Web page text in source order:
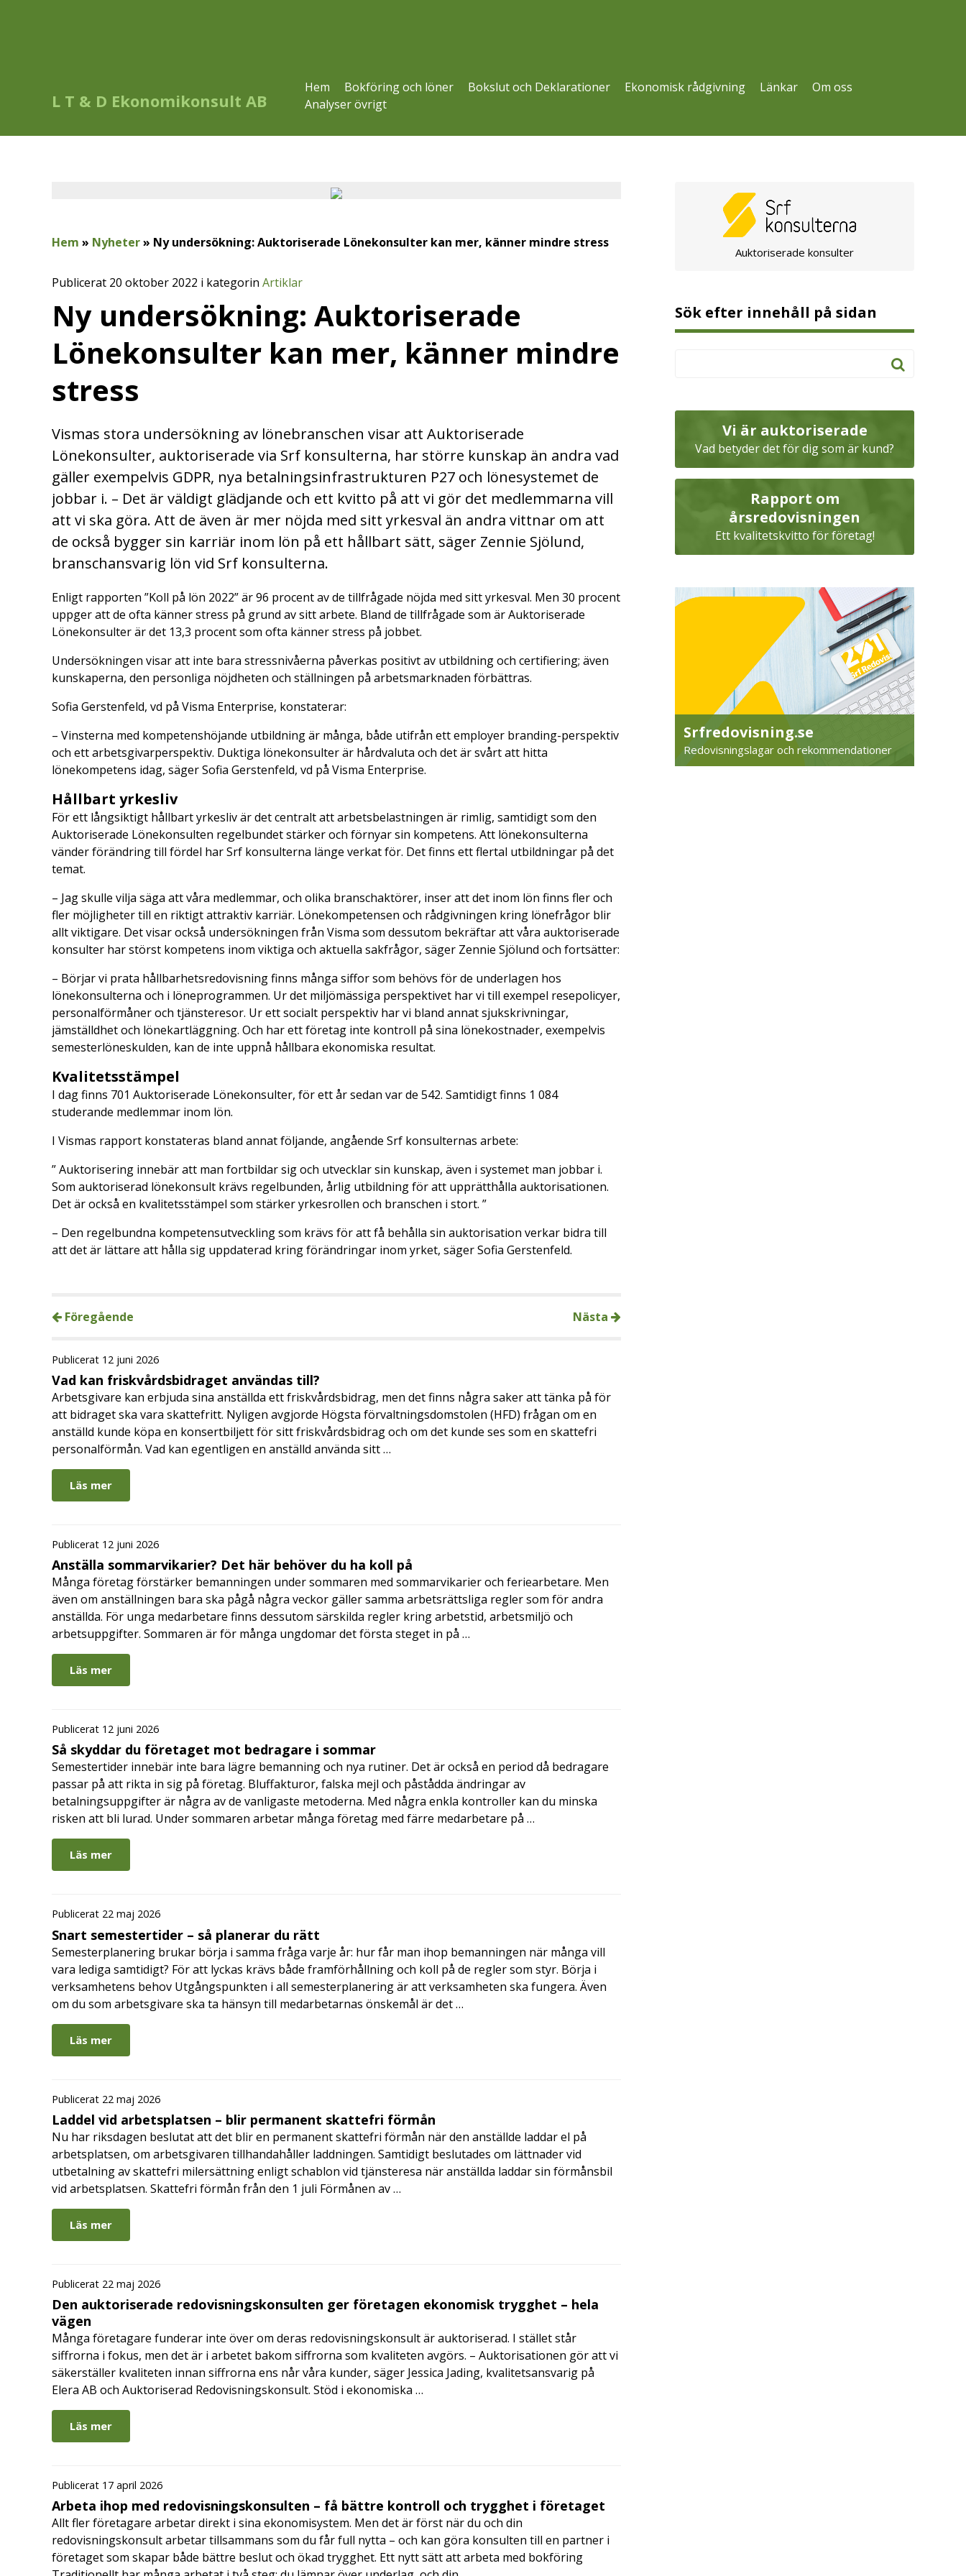
L T & D Ekonomikonsult AB
Hem Bokföring och löner Bokslut och Deklarationer Ekonomisk rådgivning Länkar
Om oss
Analyser övrigt
Hem » Nyheter» Ny undersökning: Auktoriserade Lönekonsulter kan mer, känner mindre stress
Publicerat 20 oktober 2022 i kategorin Artiklar
Ny undersökning: Auktoriserade
Lönekonsulter kan mer, känner mindre
stress
Vismas stora undersökning av lönebranschen visar att Auktoriserade
Lönekonsulter, auktoriserade via Srf konsulterna, har större kunskap än andra vad
gäller exempelvis GDPR, nya betalningsinfrastrukturen P27 och lönesystemet de
jobbar i. – Det är väldigt glädjande och ett kvitto på att vi gör det medlemmarna vill
att vi ska göra. Att de även är mer nöjda med sitt yrkesval än andra vittnar om att
de också bygger sin karriär inom lön på ett hållbart sätt, säger Zennie Sjölund,
branschansvarig lön vid Srf konsulterna.
Enligt rapporten ”Koll på lön 2022” är 96 procent av de tillfrågade nöjda med sitt yrkesval. Men 30 procent
uppger att de ofta känner stress på grund av sitt arbete. Bland de tillfrågade som är Auktoriserade
Lönekonsulter är det 13,3 procent som ofta känner stress på jobbet.
Undersökningen visar att inte bara stressnivåerna påverkas positivt av utbildning och certifiering; även
kunskaperna, den personliga nöjdheten och ställningen på arbetsmarknaden förbättras.
Sofia Gerstenfeld, vd på Visma Enterprise, konstaterar:
­­– Vinsterna med kompetenshöjande utbildning är många, både utifrån ett employer branding-perspektiv
och ett arbetsgivarperspektiv. Duktiga lönekonsulter är hårdvaluta och det är svårt att hitta
lönekompetens idag, säger Sofia Gerstenfeld, vd på Visma Enterprise.
Hållbart yrkesliv
För ett långsiktigt hållbart yrkesliv är det centralt att arbetsbelastningen är rimlig, samtidigt som den
Auktoriserade Lönekonsulten regelbundet stärker och förnyar sin kompetens. Att lönekonsulterna
vänder förändring till fördel har Srf konsulterna länge verkat för. Det finns ett flertal utbildningar på det
temat.
– Jag skulle vilja säga att våra medlemmar, och olika branschaktörer, inser att det inom lön finns fler och
fler möjligheter till en riktigt attraktiv karriär. Lönekompetensen och rådgivningen kring lönefrågor blir
allt viktigare. Det visar också undersökningen från Visma som dessutom bekräftar att våra auktoriserade
konsulter har störst kompetens inom viktiga och aktuella sakfrågor, säger Zennie Sjölund och fortsätter:
– Börjar vi prata hållbarhetsredovisning finns många siffor som behövs för de underlagen hos
lönekonsulterna och i löneprogrammen. Ur det miljömässiga perspektivet har vi till exempel resepolicyer,
personalförmåner och tjänsteresor. Ur ett socialt perspektiv har vi bland annat sjukskrivningar,
jämställdhet och lönekartläggning. Och har ett företag inte kontroll på sina lönekostnader, exempelvis
semesterlöneskulden, kan de inte uppnå hållbara ekonomiska resultat.
Kvalitetsstämpel
I dag finns 701 Auktoriserade Lönekonsulter, för ett år sedan var de 542. Samtidigt finns 1 084
studerande medlemmar inom lön.
I Vismas rapport konstateras bland annat följande, angående Srf konsulternas arbete:
” Auktorisering innebär att man fortbildar sig och utvecklar sin kunskap, även i systemet man jobbar i.
Som auktoriserad lönekonsult krävs regelbunden, årlig utbildning för att upprätthålla auktorisationen.
Det är också en kvalitetsstämpel som stärker yrkesrollen och branschen i stort. ”
– Den regelbundna kompetensutveckling som krävs för att få behålla sin auktorisation verkar bidra till
att det är lättare att hålla sig uppdaterad kring förändringar inom yrket, säger Sofia Gerstenfeld.
Föregående Nästa
Publicerat 12 juni 2026
Vad kan friskvårdsbidraget användas till?
Arbetsgivare kan erbjuda sina anställda ett friskvårdsbidrag, men det finns några saker att tänka på för
att bidraget ska vara skattefritt. Nyligen avgjorde Högsta förvaltningsdomstolen (HFD) frågan om en
anställd kunde köpa en konsertbiljett för sitt friskvårdsbidrag och om det kunde ses som en skattefri
personalförmån. Vad kan egentligen en anställd använda sitt …
Läs mer
Publicerat 12 juni 2026
Anställa sommarvikarier? Det här behöver du ha koll på
Många företag förstärker bemanningen under sommaren med sommarvikarier och feriearbetare. Men
även om anställningen bara ska pågå några veckor gäller samma arbetsrättsliga regler som för andra
anställda. För unga medarbetare finns dessutom särskilda regler kring arbetstid, arbetsmiljö och
arbetsuppgifter. Sommaren är för många ungdomar det första steget in på …
Läs mer
Publicerat 12 juni 2026
Så skyddar du företaget mot bedragare i sommar
Semestertider innebär inte bara lägre bemanning och nya rutiner. Det är också en period då bedragare
passar på att rikta in sig på företag. Bluffakturor, falska mejl och påstådda ändringar av
betalningsuppgifter är några av de vanligaste metoderna. Med några enkla kontroller kan du minska
risken att bli lurad. Under sommaren arbetar många företag med färre medarbetare på …
Läs mer
Publicerat 22 maj 2026
Snart semestertider – så planerar du rätt
Semesterplanering brukar börja i samma fråga varje år: hur får man ihop bemanningen när många vill
vara lediga samtidigt? För att lyckas krävs både framförhållning och koll på de regler som styr. Börja i
verksamhetens behov Utgångspunkten i all semesterplanering är att verksamheten ska fungera. Även
om du som arbetsgivare ska ta hänsyn till medarbetarnas önskemål är det …
Läs mer
Publicerat 22 maj 2026
Laddel vid arbetsplatsen – blir permanent skattefri förmån
Nu har riksdagen beslutat att det blir en permanent skattefri förmån när den anställde laddar el på
arbetsplatsen, om arbetsgivaren tillhandahåller laddningen. Samtidigt beslutades om lättnader vid
utbetalning av skattefri milersättning enligt schablon vid tjänsteresa när anställda laddar sin förmånsbil
vid arbetsplatsen. Skattefri förmån från den 1 juli Förmånen av …
Läs mer
Publicerat 22 maj 2026
Den auktoriserade redovisningskonsulten ger företagen ekonomisk trygghet – hela
vägen
Många företagare funderar inte över om deras redovisningskonsult är auktoriserad. I stället står
siffrorna i fokus, men det är i arbetet bakom siffrorna som kvaliteten avgörs. – Auktorisationen gör att vi
säkerställer kvaliteten innan siffrorna ens når våra kunder, säger Jessica Jading, kvalitetsansvarig på
Elera AB och Auktoriserad Redovisningskonsult. Stöd i ekonomiska …
Läs mer
Publicerat 17 april 2026
Arbeta ihop med redovisningskonsulten – få bättre kontroll och trygghet i företaget
Allt fler företagare arbetar direkt i sina ekonomisystem. Men det är först när du och din
redovisningskonsult arbetar tillsammans som du får full nytta – och kan göra konsulten till en partner i
företaget som skapar både bättre beslut och ökad trygghet. Ett nytt sätt att arbeta med bokföring
Auktoriserade konsulter
Sök efter innehåll på sidan
Vi är auktoriserade
Vad betyder det för dig som är kund?
Rapport om
årsredovisningen
Ett kvalitetskvitto för företag!
Srfredovisning.se
Redovisningslagar och rekommendationer